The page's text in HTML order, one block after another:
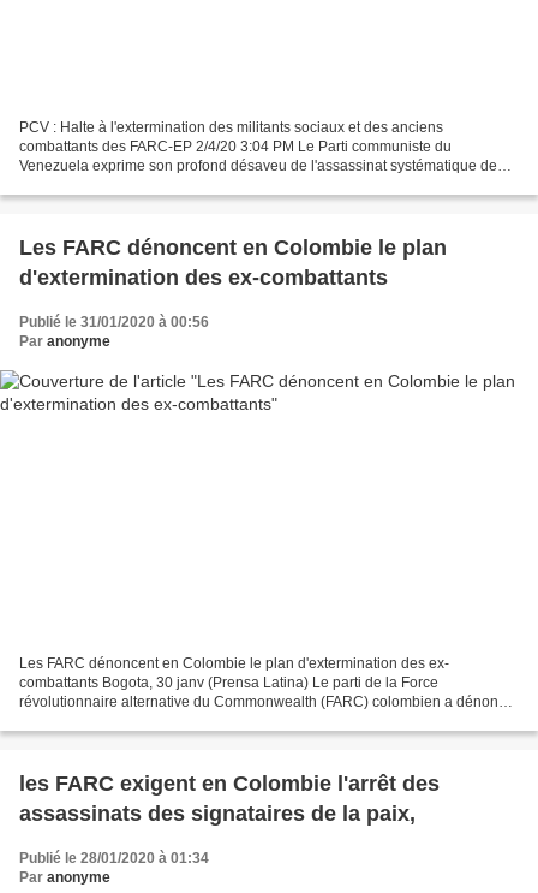
PCV : Halte à l'extermination des militants sociaux et des anciens
combattants des FARC-EP 2/4/20 3:04 PM Le Parti communiste du
Venezuela exprime son profond désaveu de l'assassinat systématique de
Les FARC dénoncent en Colombie le plan
d'extermination des ex-combattants
Publié le 31/01/2020 à 00:56
Par anonyme
Les FARC dénoncent en Colombie le plan d'extermination des ex-
combattants Bogota, 30 janv (Prensa Latina) Le parti de la Force
révolutionnaire alternative du Commonwealth (FARC) colombien a dénoncé
les FARC exigent en Colombie l'arrêt des
assassinats des signataires de la paix,
Publié le 28/01/2020 à 01:34
Par anonyme